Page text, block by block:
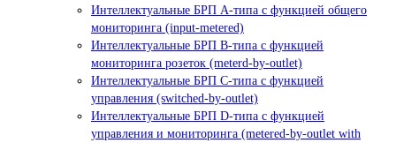
Интеллектуальные БРП А-типа с функцией общего
мониторинга (input-metered)
Интеллектуальные БРП B-типа с функцией
мониторинга розеток (meterd-by-outlet)
Интеллектуальные БРП C-типа с функцией
управления (switched-by-outlet)
Интеллектуальные БРП D-типа с функцией
управления и мониторинга (metered-by-outlet with